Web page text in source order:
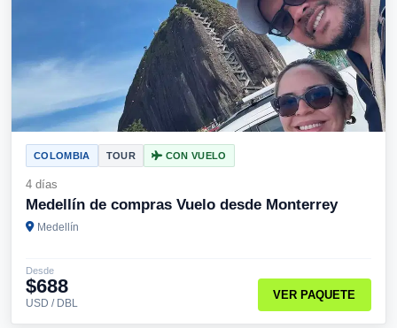
COLOMBIA TOUR CON VUELO
4 días
Medellín de compras Vuelo desde Monterrey
Medellín
Desde
$688
USD / DBL
VER PAQUETE